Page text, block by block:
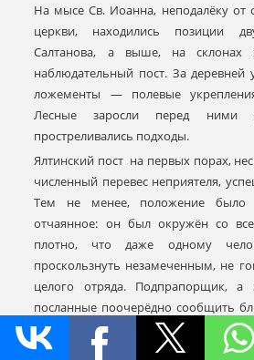
На мысе Св. Иоанна, неподалёку от
церкви, находились позиции
Салтанова, а выше, на
наблюдательный пост. За деревней
ложементы — полевые
Лесные заросли перед ними
простреливались подходы.
Ялтинский пост на первых порах,
численный перевес неприятеля,
Тем не менее, положение было
отчаянное: он был окружён со
плотно, что даже одному
проскользнуть незамеченным, не
целого отряда. Подпрапорщик, а
посланные поочерёдно сообщить
критическом положении Ялты, были
никакой надежды на помощь